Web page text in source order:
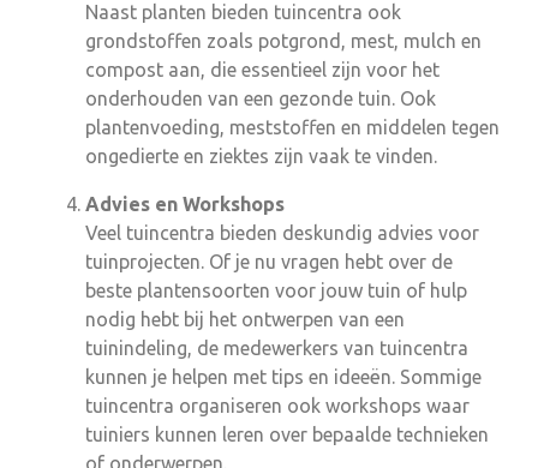
Naast planten bieden tuincentra ook
grondstoffen zoals potgrond, mest, mulch en
compost aan, die essentieel zijn voor het
onderhouden van een gezonde tuin. Ook
plantenvoeding, meststoffen en middelen tegen
ongedierte en ziektes zijn vaak te vinden.
Advies en Workshops
Veel tuincentra bieden deskundig advies voor
tuinprojecten. Of je nu vragen hebt over de
beste plantensoorten voor jouw tuin of hulp
nodig hebt bij het ontwerpen van een
tuinindeling, de medewerkers van tuincentra
kunnen je helpen met tips en ideeën. Sommige
tuincentra organiseren ook workshops waar
tuiniers kunnen leren over bepaalde technieken
of onderwerpen.